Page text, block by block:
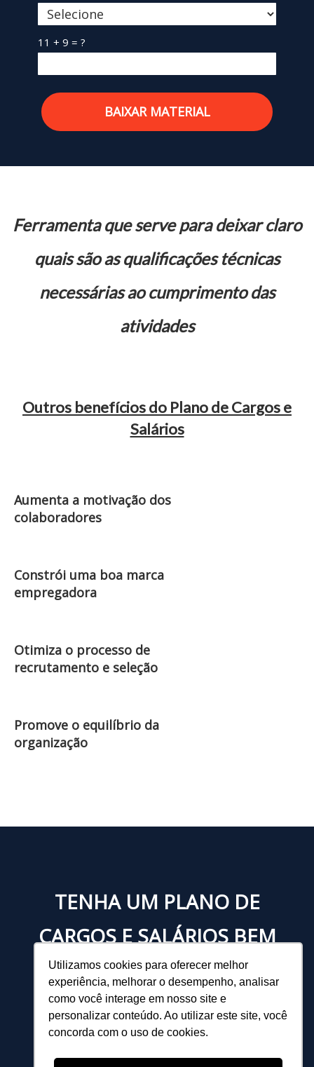
Utilizamos cookies para oferecer melhor
experiência, melhorar o desempenho, analisar
como você interage em nosso site e
personalizar conteúdo. Ao utilizar este site, você
concorda com o uso de cookies.
11 + 9 = ?
BAIXAR MATERIAL
Ferramenta q ueserve para deixar claro
quais são as qualificações técnicas
necessárias ao cumprimento das
atividades
Outros benefícios do Plano de Cargos e
Salários
Aumenta a motivação dos
colaboradores
Constrói uma boa marca
empregadora
Otimiza o processo de
recrutamento e seleção
Promove o equilíbrio da
organização
TENHA UM PLANO DE
CARGOS E SALÁRIOS BEM
CONSTRUÍDO!
BAIXE NOSSO MATERIAL